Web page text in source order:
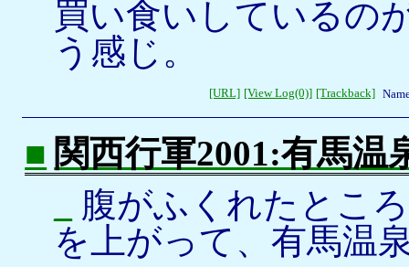
買い食いしているの
う感じ。
[URL] [View Log(0)] [Trackback]
■ 関西行軍2001:有馬温
腹がふくれたとこ
を上がって、有馬温